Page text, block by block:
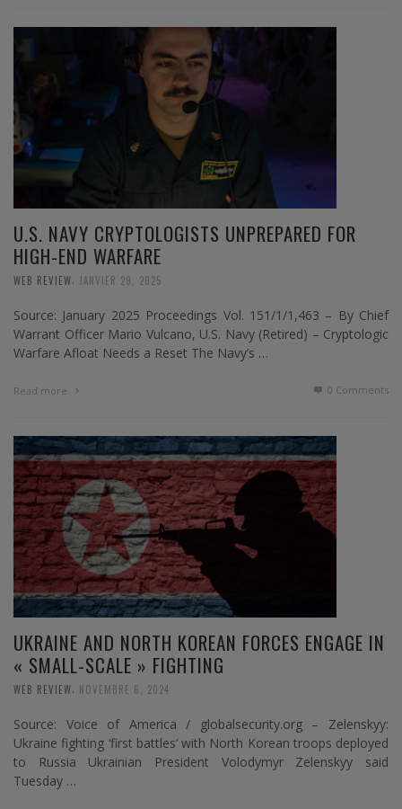
U.S. NAVY CRYPTOLOGISTS UNPREPARED FOR
HIGH-END WARFARE
WEB REVIEW JANVIER 29, 2025
Source: January 2025 Proceedings Vol. 151/1/1,463 – By Chief
Warrant Officer Mario Vulcano, U.S. Navy (Retired) – Cryptologic
Warfare Afloat Needs a Reset The Navy’s …
Read more 0 Comments
UKRAINE AND NORTH KOREAN FORCES ENGAGE IN
« SMALL-SCALE » FIGHTING
WEB REVIEW NOVEMBRE 6, 2024
Source: Voice of America / globalsecurity.org – Zelenskyy:
Ukraine fighting ‘first battles’ with North Korean troops deployed
to Russia Ukrainian President Volodymyr Zelenskyy said
Tuesday …